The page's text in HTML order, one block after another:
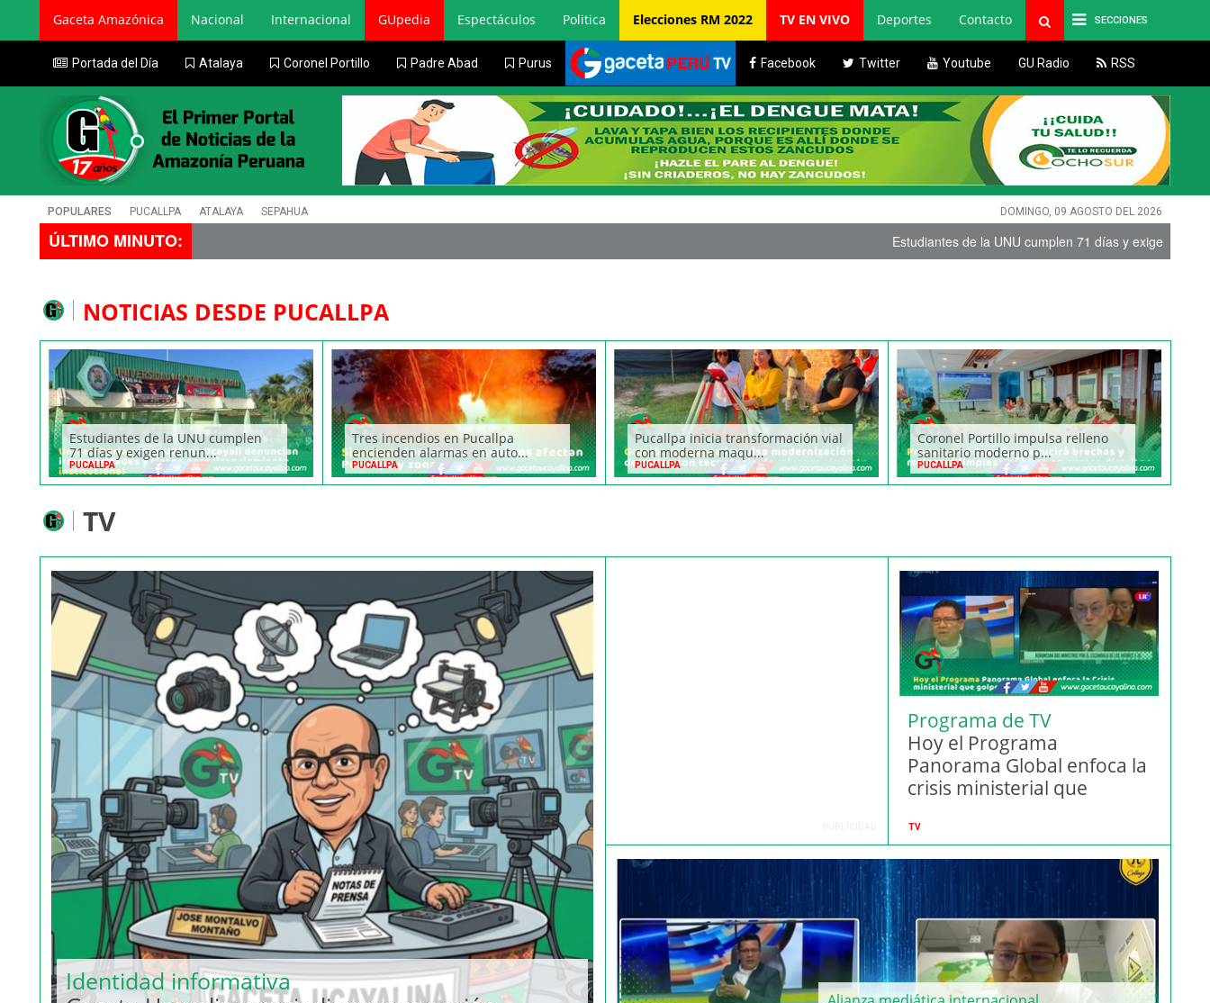
SECCIONES
Gaceta Amazónica Nacional Internacional GUpedia Espectáculos Politica Elecciones RM 2022 TV EN VIVO Deportes Contacto
Portada del Día Atalaya Coronel Portillo Padre Abad Purus Facebook Twitter Youtube GU Radio RSS
POPULARES PUCALLPA ATALAYA SEPAHUA DOMINGO, 09 AGOSTO DEL 2026
ÚLTIMO MINUTO: Estudiantes de la UNU cumplen 71 días y exigen renuncias
NOTICIAS DESDE PUCALLPA
Estudiantes de la UNU cumplen
71 días y exigen renun...
PUCALLPA
Tres incendios en Pucallpa
encienden alarmas en auto...
PUCALLPA
Pucallpa inicia transformación vial
con moderna maqu...
PUCALLPA
Coronel Portillo impulsa relleno
sanitario moderno p...
PUCALLPA
TV
Identidad informativa
Programa de TV
Hoy el Programa
Panorama Global enfoca la
crisis ministerial que
segunda vuelta
TV